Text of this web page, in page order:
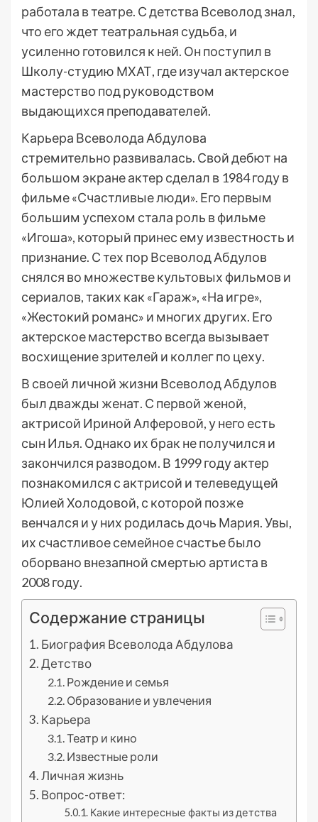
работала в театре. С детства Всеволод знал,
что его ждет театральная судьба, и
усиленно готовился к ней. Он поступил в
Школу-студию МХАТ, где изучал актерское
мастерство под руководством
выдающихся преподавателей.
Карьера Всеволода Абдулова
стремительно развивалась. Свой дебют на
большом экране актер сделал в 1984 году в
фильме «Счастливые люди». Его первым
большим успехом стала роль в фильме
«Игоша», который принес ему известность и
признание. С тех пор Всеволод Абдулов
снялся во множестве культовых фильмов и
сериалов, таких как «Гараж», «На игре»,
«Жестокий романс» и многих других. Его
актерское мастерство всегда вызывает
восхищение зрителей и коллег по цеху.
В своей личной жизни Всеволод Абдулов
был дважды женат. С первой женой,
актрисой Ириной Алферовой, у него есть
сын Илья. Однако их брак не получился и
закончился разводом. В 1999 году актер
познакомился с актрисой и телеведущей
Юлией Холодовой, с которой позже
венчался и у них родилась дочь Мария. Увы,
их счастливое семейное счастье было
оборвано внезапной смертью артиста в
2008 году.
Содержание страницы
Биография Всеволода Абдулова
Детство
Рождение и семья
Образование и увлечения
Карьера
Театр и кино
Известные роли
Личная жизнь
Вопрос-ответ:
Какие интересные факты из детства